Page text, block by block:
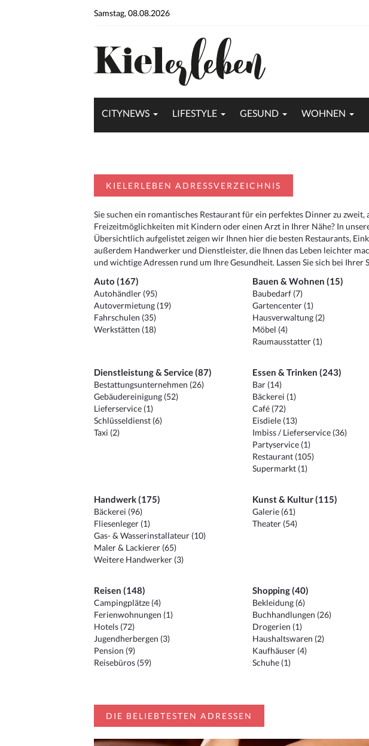
Samstag, 08.08.2026
CITYNEWS LIFESTYLE GESUND WOHNEN
KIELERLEBEN ADRESSVERZEICHNIS
Sie suchen ein romantisches Restaurant für ein perfektes Dinner zu
Freizeitmöglichkeiten mit Kindern oder einen Arzt in Ihrer Nähe? In
Übersichtlich aufgelistet zeigen wir Ihnen hier die besten Restaurants,
außerdem Handwerker und Dienstleister, die Ihnen das Leben leichter
und wichtige Adressen rund um Ihre Gesundheit. Lassen Sie sich bei
Auto (167)
Autohändler (95)
Autovermietung (19)
Fahrschulen (35)
Werkstätten (18)
Bauen & Wohnen (15)
Baubedarf (7)
Gartencenter (1)
Hausverwaltung (2)
Möbel (4)
Raumausstatter (1)
Dienstleistung & Service (87)
Bestattungsunternehmen (26)
Gebäudereinigung (52)
Lieferservice (1)
Schlüsseldienst (6)
Taxi (2)
Essen & Trinken (243)
Bar (14)
Bäckerei (1)
Café (72)
Eisdiele (13)
Imbiss / Lieferservice (36)
Partyservice (1)
Restaurant (105)
Supermarkt (1)
Handwerk (175)
Bäckerei (96)
Fliesenleger (1)
Gas- & Wasserinstallateur (10)
Maler & Lackierer (65)
Weitere Handwerker (3)
Kunst & Kultur (115)
Galerie (61)
Theater (54)
Reisen (148)
Campingplätze (4)
Ferienwohnungen (1)
Hotels (72)
Jugendherbergen (3)
Pension (9)
Reisebüros (59)
Shopping (40)
Bekleidung (6)
Buchhandlungen (26)
Drogerien (1)
Haushaltswaren (2)
Kaufhäuser (4)
Schuhe (1)
DIE BELIEBTESTEN ADRESSEN